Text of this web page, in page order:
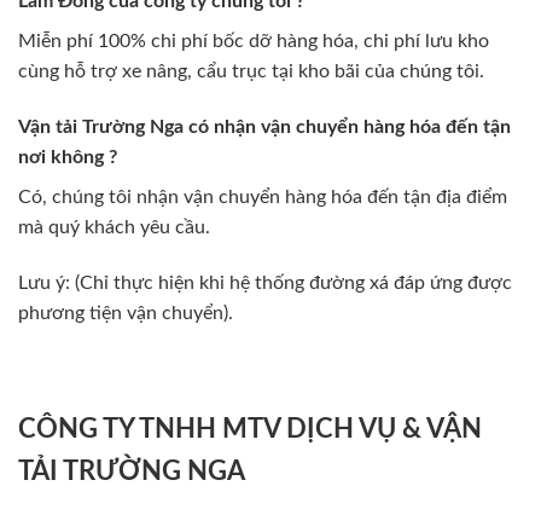
Miễn phí 100% chi phí bốc dỡ hàng hóa, chi phí lưu kho
cùng hỗ trợ xe nâng, cẩu trục tại kho bãi của chúng tôi.
Vận tải Trường Nga có nhận vận chuyển hàng hóa đến tận
nơi không ?
Có, chúng tôi nhận vận chuyển hàng hóa đến tận địa điểm
mà quý khách yêu cầu.
Lưu ý: (Chỉ thực hiện khi hệ thống đường xá đáp ứng được
phương tiện vận chuyển).
CÔNG TY TNHH MTV DỊCH VỤ & VẬN
TẢI TRƯỜNG NGA